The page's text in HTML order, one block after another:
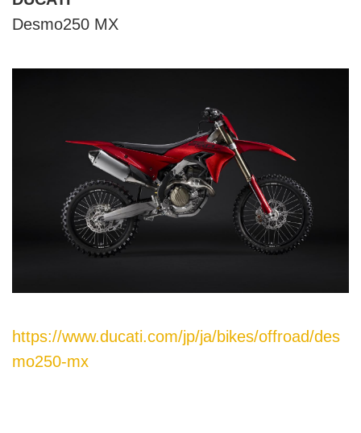
Desmo250 MX
https://www.ducati.com/jp/ja/bikes/offroad/des
mo250-mx